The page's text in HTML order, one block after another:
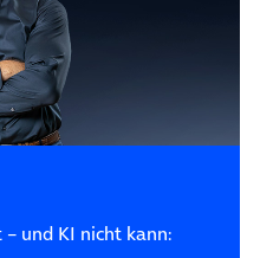
und KI nicht kann: